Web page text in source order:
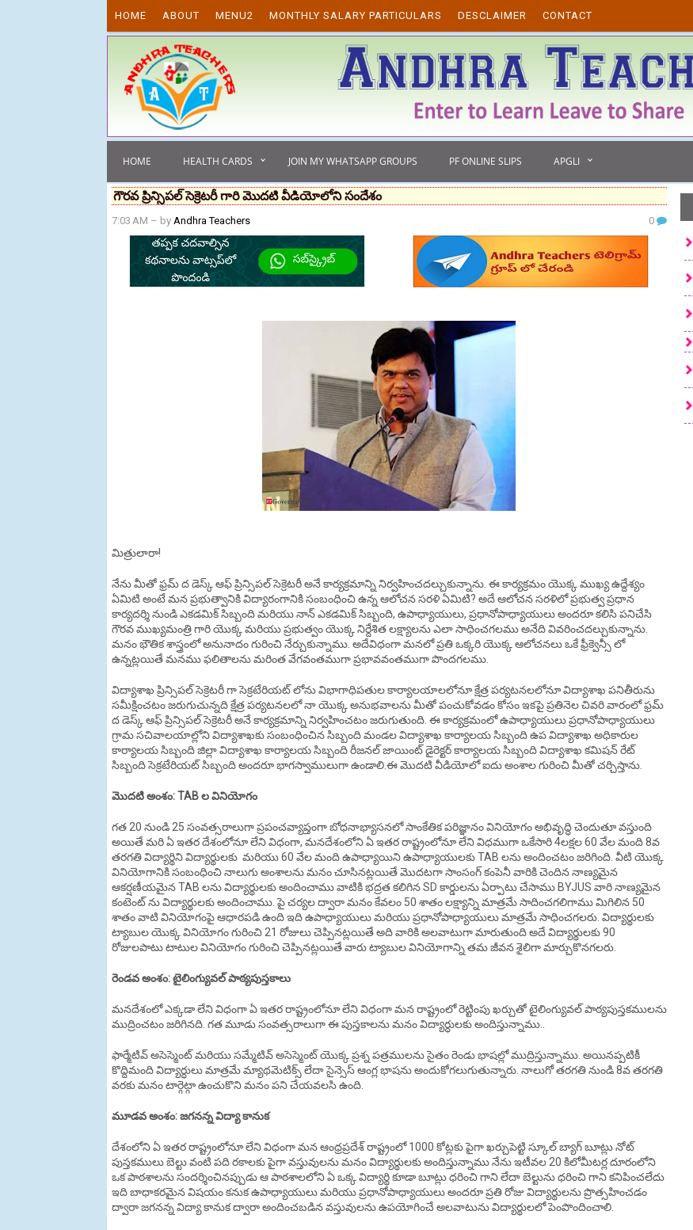
HOME ABOUT MENU2 MONTHLY SALARY PARTICULARS DESCLAIMER CONTACT
HOME HEALTH CARDS JOIN MY WHATSAPP GROUPS PF ONLINE SLIPS APGLI
గౌరవ ప్రిన్సిపల్ సెక్రెటరీ గారి మొదటి వీడియోలోని సందేశం
7:03 AM – by Andhra Teachers 0
మిత్రులారా!
నేను మీతో ఫ్రమ్ ద డెస్క్ ఆఫ్ ప్రిన్సిపల్ సెక్రెటరీ అనే కార్యక్రమాన్ని నిర్వహించదల్చుకున్నాను. ఈ కార్యక్రమం యొక్క ముఖ్య ఉద్దేశ్యం
ఏమిటి అంటే మన ప్రభుత్వానికి విద్యారంగానికి సంబంధించి ఉన్న ఆలోచన సరళి ఏమిటి? అదే ఆలోచన సరళిలో ప్రభుత్వ ప్రధాన
కార్యదర్శి నుండి ఎకడమిక్ సిబ్బంది మరియు నాన్ ఎకడమిక్ సిబ్బంది, ఉపాధ్యాయులు, ప్రధానోపాధ్యాయులు అందరూ కలిసి పనిచేసి
గౌరవ ముఖ్యమంత్రి గారి యొక్క మరియు ప్రభుత్వం యొక్క నిర్దేశిత లక్ష్యాలను ఎలా సాధించగలము అనేది వివరించదల్చుకున్నాను.
మనం భౌతిక శాస్త్రంలో అనునాదం గురించి నేర్చుకున్నాము. అదేవిధంగా మనలో ప్రతి ఒక్కరి యొక్క ఆలోచనలు ఒకే ఫ్రీక్వెన్సీ లో
ఉన్నట్లయితే మనము ఫలితాలను మరింత వేగవంతముగా ప్రభావవంతముగా పొందగలము.
విద్యాశాఖ ప్రిన్సిపల్ సెక్రెటరీ గా సెక్రటేరియట్ లోను విభాగాధిపతుల కార్యాలయాలలోనూ క్షేత్ర పర్యటనలలోనూ విద్యాశాఖ పనితీరును
సమీక్షించటం జరుగుచున్నది క్షేత్ర పర్యటనలలో నా యొక్క అనుభవాలను మీతో పంచుకోవడం కోసం ఇకపై ప్రతినెల చివరి వారంలో ఫ్రమ్
ద డెస్క్ ఆఫ్ ప్రిన్సిపల్ సెక్రెటరీ అనే కార్యక్రమాన్ని నిర్వహించటం జరుగుతుంది. ఈ కార్యక్రమంలో ఉపాధ్యాయులు ప్రధానోపాధ్యాయులు
గ్రామ సచివాలయాల్లోని విద్యాశాఖకు సంబంధించిన సిబ్బంది మండల విద్యాశాఖ కార్యాలయ సిబ్బంది ఉప విద్యాశాఖ అధికారుల
కార్యాలయ సిబ్బంది జిల్లా విద్యాశాఖ కార్యాలయ సిబ్బంది రీజనల్ జాయింట్ డైరెక్టర్ కార్యాలయ సిబ్బంది విద్యాశాఖ కమిషన్ రేట్
సిబ్బంది సెక్రటేరియట్ సిబ్బంది అందరూ భాగస్వాములుగా ఉండాలి.ఈ మొదటి వీడియోలో ఐదు అంశాల గురించి మీతో చర్చిస్తాను.
మొదటి అంశం: TAB ల వినియోగం
గత 20 నుండి 25 సంవత్సరాలుగా ప్రపంచవ్యాప్తంగా బోధనాభ్యాసనలో సాంకేతిక పరిజ్ఞానం వినియోగం అభివృద్ధి చెందుతూ వస్తుంది
అయితే మరి ఏ ఇతర దేశంలోనూ లేని విధంగా, మనదేశంలోని ఏ ఇతర రాష్ట్రంలోనూ లేని విధముగా ఒకేసారి 4లక్షల 60 వేల మంది 8వ
తరగతి విద్యార్థిని విద్యార్థులకు మరియు 60 వేల మంది ఉపాధ్యాయిని ఉపాధ్యాయులకు TAB లను అందించటం జరిగింది. వీటి యొక్క
వినియోగానికి సంబంధించి నాలుగు అంశాలను మనం చూసినట్లయితే మొదటగా సాంసంగ్ కంపెనీ వారికి చెందిన నాణ్యమైన
ఆకర్షణీయమైన TAB లను విద్యార్థులకు అందించాము వాటికి భద్రత కలిగిన SD కార్డులను ఏర్పాటు చేసాము BYJUS వారి నాణ్యమైన
కంటెంట్ ను విద్యార్థులకు అందించాము. పై చర్యల ద్వారా మనం కేవలం 50 శాతం లక్ష్యాన్ని మాత్రమే సాదించగలిగాము మిగిలిన 50
శాతం వాటి వినియోగంపై ఆధారపడి ఉంది ఇది ఉపాధ్యాయులు మరియు ప్రధానోపాధ్యాయులు మాత్రమే సాధించగలరు. విద్యార్థులకు
ట్యాబుల యొక్క వినియోగం గురించి 21 రోజులు చెప్పినట్లయితే అది వారికి అలవాటుగా మారుతుంది అదే విద్యార్థులకు 90
రోజులపాటు టాటుల వినియోగం గురించి చెప్పినట్లయితే వారు ట్యాబుల వినియోగాన్ని తమ జీవన శైలిగా మార్చుకొనగలరు.
రెండవ అంశం: టైలింగ్యువల్ పాఠ్యపుస్తకాలు
మనదేశంలో ఎక్కడా లేని విధంగా ఏ ఇతర రాష్ట్రంలోనూ లేని విధంగా మన రాష్ట్రంలో రెట్టింపు ఖర్చుతో టైలింగ్యువల్ పాఠ్యపుస్తకములను
ముద్రించటం జరిగినది. గత మూడు సంవత్సరాలుగా ఈ పుస్తకాలను మనం విద్యార్ధులకు అందిస్తున్నాము..
ఫార్మేటివ్ అసెస్మెంట్ మరియు సమ్మేటివ్ అసెస్మెంట్ యొక్క ప్రశ్న పత్రములను సైతం రెండు భాషల్లో ముద్రిస్తున్నాము. అయినప్పటికీ
కొద్దిమంది విద్యార్ధులు మాత్రమే మ్యాథమెటిక్స్ లేదా సైన్సెస్ ఆంగ్ల భాషను అందుకోగలుగుతున్నారు. నాలుగో తరగతి నుండి 8వ తరగతి
వరకు మనం టార్గెట్గా ఉంచుకొని మనం పని చేయవలసి ఉంది.
మూడవ అంశం: జగనన్న విద్యా కానుక
దేశంలోని ఏ ఇతర రాష్ట్రంలోనూ లేని విధంగా మన ఆంధ్రప్రదేశ్ రాష్ట్రంలో 1000 కోట్లకు పైగా ఖర్చుపెట్టి స్కూల్ బ్యాగ్ బూట్లు నోట్
పుస్తకములు బెల్టు వంటి పది రకాలకు పైగా వస్తువులను మనం విద్యార్థులకు అందిస్తున్నాము నేను ఇటీవల 20 కిలోమీటర్ల దూరంలోని
ఒక పాఠశాలను సందర్శించినప్పుడు ఆ పాఠశాలలోని ఏ ఒక్క విద్యార్థి కూడా బూట్లు ధరించి గాని లేదా బెల్టును ధరించి గాని కనిపించలేదు
ఇది బాధాకరమైన విషయం కనుక ఉపాధ్యాయులు మరియు ప్రధానోపాధ్యాయులు అందరూ ప్రతి రోజు విద్యార్థులను ప్రొత్సహించడం
ద్వారా జగనన్న విద్యా కానుక ద్వారా అందించబడిన వస్తువులను ఉపయోగించే అలవాటును విద్యార్థులలో పెంపొందించాలి.